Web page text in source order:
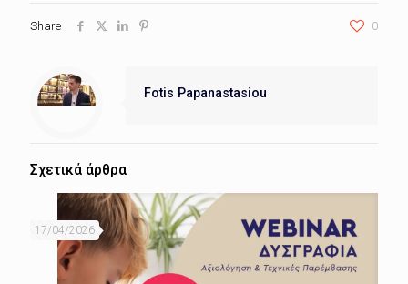
Share 0
Fotis Papanastasiou
Σχετικά άρθρα
17/04/2026